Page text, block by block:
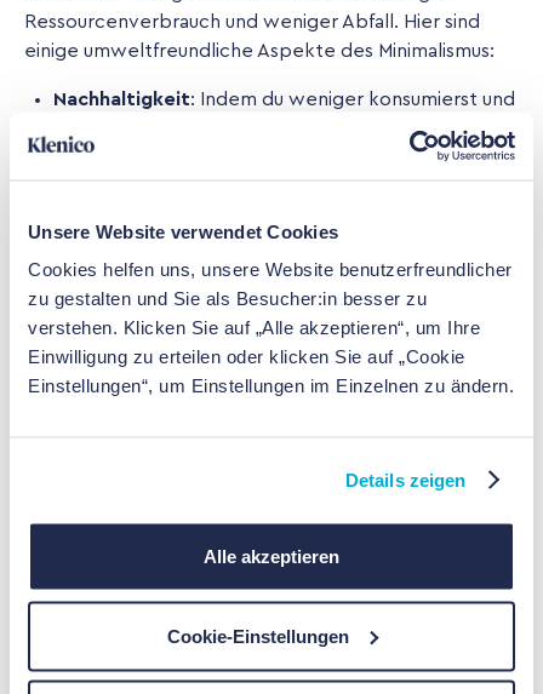
Unsere Website verwendet Cookies
Cookies helfen uns, unsere Website benutzerfreundlicher
zu gestalten und Sie als Besucher:in besser zu
verstehen. Klicken Sie auf „Alle akzeptieren“, um Ihre
Einwilligung zu erteilen oder klicken Sie auf „Cookie
Einstellungen“, um Einstellungen im Einzelnen zu ändern.
Details zeigen
Alle akzeptieren
Cookie-Einstellungen
Ressourcenverbrauch und weniger Abfall. Hier sind
einige umweltfreundliche Aspekte des Minimalismus:
Nachhaltigkeit: Indem du weniger konsumierst und
langlebige, qualitativ hochwertige Produkte kaufst,
trägst du zur Nachhaltigkeit bei. Du reduzierst den
Weniger Abfall: Ein minimalistischer Lebensstil
fördert das bewusste Kaufen und Nutzen von
Produkten, was zu weniger Müll und Abfall führt.
Umweltbewusstsein: Minimalismus schärft dein
besser zu verstehen und zu minimieren.
Minimalismus in Beziehungen
Minimalismus kann auch unsere Beziehungen positiv
beeinflussen. Weniger Besitz und Ablenkung bedeuten